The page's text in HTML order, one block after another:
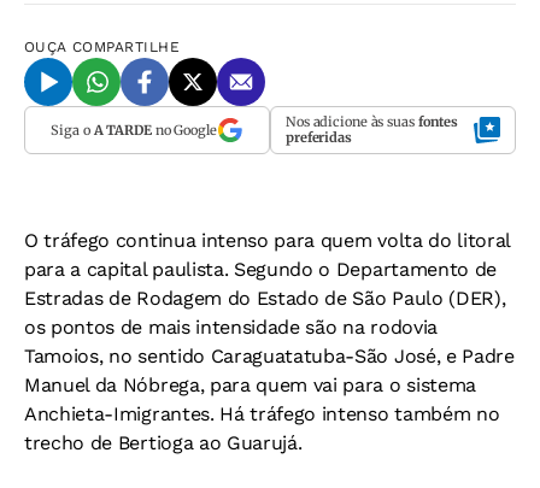
OUÇA COMPARTILHE
Siga o A TARDEno Google Nos adicione às suas fontes
preferidas
O tráfego continua intenso para quem volta do litoral
para a capital paulista. Segundo o Departamento de
Estradas de Rodagem do Estado de São Paulo (DER),
os pontos de mais intensidade são na rodovia
Tamoios, no sentido Caraguatatuba-São José, e Padre
Manuel da Nóbrega, para quem vai para o sistema
Anchieta-Imigrantes. Há tráfego intenso também no
trecho de Bertioga ao Guarujá.